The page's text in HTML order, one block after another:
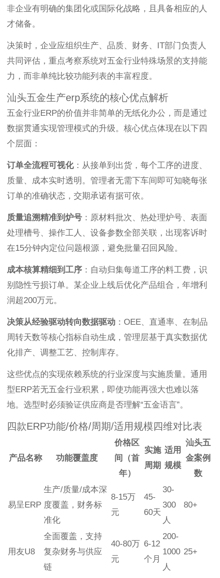
非企业有明确的集团化或国际化战略，且具备相应的人
才储备。
决策时，企业应组织生产、品质、财务、IT部门负责人
共同评估，重点考察系统对五金行业特殊场景的支持能
力，而非单纯比较功能列表的丰富程度。
汕头五金生产erp系统的核心优点解析
五金行业ERP的价值并非简单的无纸化办公，而是通过
数据贯通实现管理模式的升级。核心优点体现在以下四
个层面：
订单全流程可视化：从接单到出货，每个工序的进度、
质量、成本实时透明。管理者无需下车间即可知晓每张
订单的准确状态，交期承诺有据可依。
质量追溯精准到炉号 ：原材料批次、热处理炉号、表面
处理槽号、操作工人、设备参数全部关联，出现客诉时
在15分钟内定位问题根源，避免批量召回风险。
成本核算精细到工序 ：自动归集每道工序的料工费，识
别隐性亏损订单。某企业上线后优化产品组合，年增利
润超200万元。
决策从经验驱动转向数据驱动 ：OEE、直通率、在制品
周转天数等核心指标自动生成，管理层基于真实数据优
化排产、调整工艺、控制库存。
这些优点的实现依赖系统的行业深度与实施质量。通用
型ERP若无五金行业积累，即使功能再强大也难以落
地。选型时必须验证供应商是否理解“五金语言”。
四款ERP功能/价格/周期/适用规模四维对比表
产品名称 功能覆盖度
价格区
间（首
年）
实施
周期
适用
规模
汕头五
金案例
数
易呈ERP
生产/质量/成本深
度覆盖，财务标
准化
8-15万
元
45-
60天
30-
300
人
80+
用友U8
全面覆盖，支持
复杂财务与供应
链
40-80万
元
6-12
个月
200-
1000
人
25+